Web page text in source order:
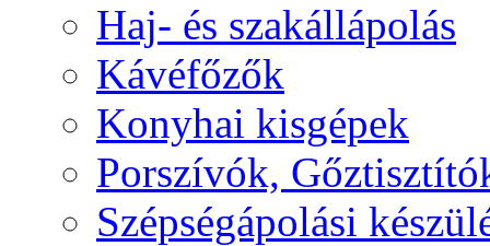
Haj- és szakállápolás
Kávéfőzők
Konyhai kisgépek
Porszívók,
Szépségápolási